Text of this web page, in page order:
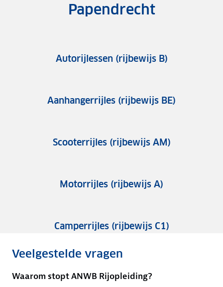
Papendrecht
Autorijlessen (rijbewijs B)
Aanhangerrijles (rijbewijs BE)
Scooterrijles (rijbewijs AM)
Motorrijles (rijbewijs A)
Camperrijles (rijbewijs C1)
Veelgestelde vragen
Waarom stopt ANWB Rijopleiding?